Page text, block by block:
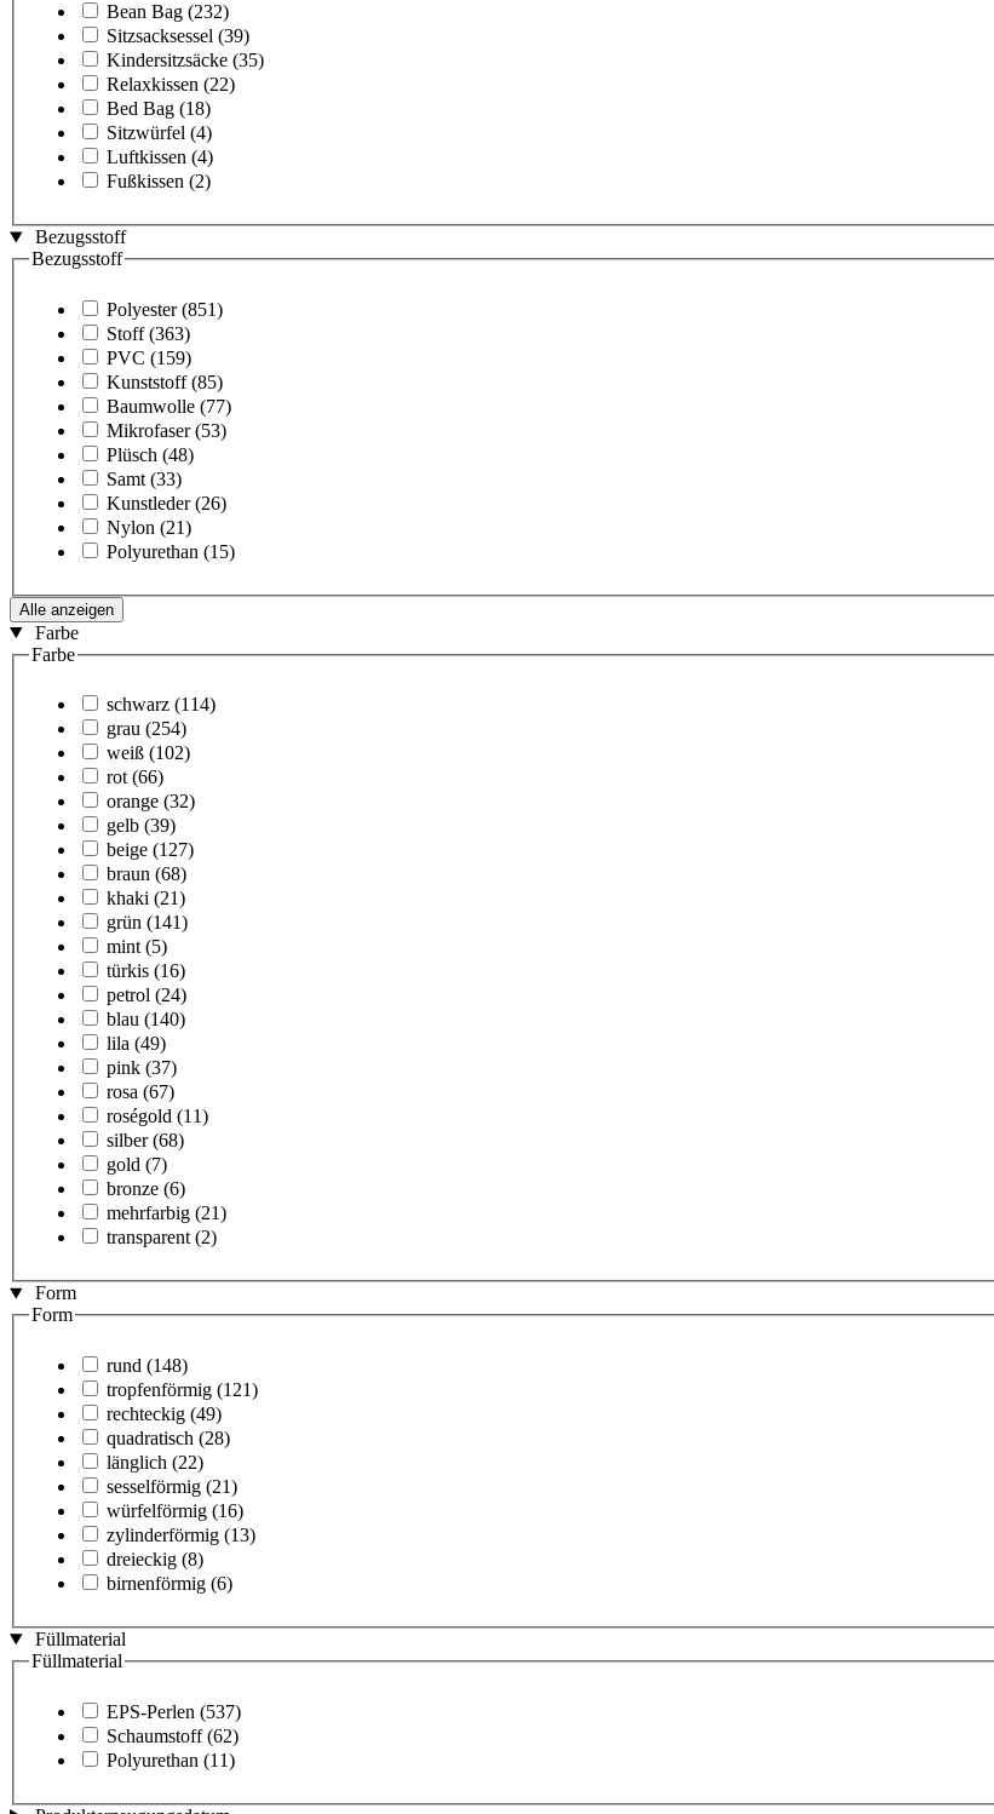
Bean Bag (232)
Sitzsacksessel (39)
Kindersitzsäcke (35)
Relaxkissen (22)
Bed Bag (18)
Sitzwürfel (4)
Luftkissen (4)
Fußkissen (2)
Bezugsstoff
Bezugsstoff
Polyester (851)
Stoff (363)
PVC (159)
Kunststoff (85)
Baumwolle (77)
Mikrofaser (53)
Plüsch (48)
Samt (33)
Kunstleder (26)
Nylon (21)
Polyurethan (15)
Alle anzeigen
Farbe
Farbe
schwarz (114)
grau (254)
weiß (102)
rot (66)
orange (32)
gelb (39)
beige (127)
braun (68)
khaki (21)
grün (141)
mint (5)
türkis (16)
petrol (24)
blau (140)
lila (49)
pink (37)
rosa (67)
roségold (11)
silber (68)
gold (7)
bronze (6)
mehrfarbig (21)
transparent (2)
Form
Form
rund (148)
tropfenförmig (121)
rechteckig (49)
quadratisch (28)
länglich (22)
sesselförmig (21)
würfelförmig (16)
zylinderförmig (13)
dreieckig (8)
birnenförmig (6)
Füllmaterial
Füllmaterial
EPS-Perlen (537)
Schaumstoff (62)
Polyurethan (11)